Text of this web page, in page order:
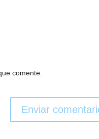
comente.
Enviar